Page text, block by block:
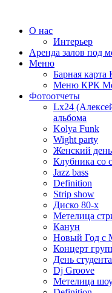
О нас
Интерьер
Аренда залов под
Меню
Барная
Меню КРК
Фотоотчеты
Lx24
альбома
Kolya Funk
Wight party
Женский день
Клубника со
Jazz bass
Definition
Strip show
Диско 80-х
Метелица
Канун
Новый Год с
Концерт
День
Dj Groove
Метелица